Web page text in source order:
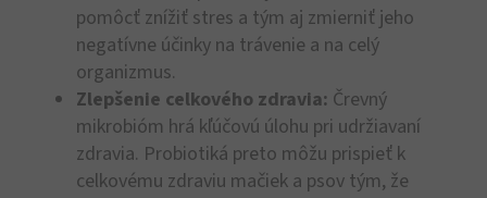
pomôcť znížiť stres a tým aj zmierniť jeho
negatívne účinky na trávenie a na celý
organizmus.
Zlepšenie celkového zdravia: Črevný
mikrobióm hrá kľúčovú úlohu pri udržiavaní
zdravia. Probiotiká preto môžu prispieť k
celkovému zdraviu mačiek a psov tým, že